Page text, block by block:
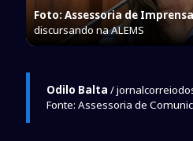
Foto: Assessoria de Imprensa
discursando na ALEMS
Odilo Balta /
Fonte: Assessoria de